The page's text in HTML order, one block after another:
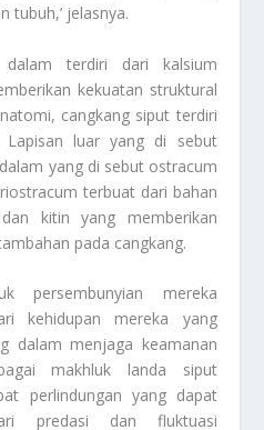
tubuh,’ jelasnya.
terdiri dari kalsium
kekuatan struktural
cangkang siput terdiri
luar yang di sebut
yang di sebut ostracum
terbuat dari bahan
kitin yang memberikan
pada cangkang.
persembunyian mereka
kehidupan mereka yang
dalam menjaga keamanan
makhluk landa siput
perlindungan yang dapat
predasi dan fluktuasi